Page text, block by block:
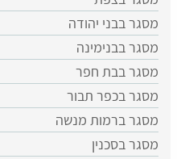
מסגר בבני יהודה
מסגר בבנימינה
מסגר בבת חפר
מסגר בכפר תבור
מסגר ברמות מנשה
מסגר בסכנין